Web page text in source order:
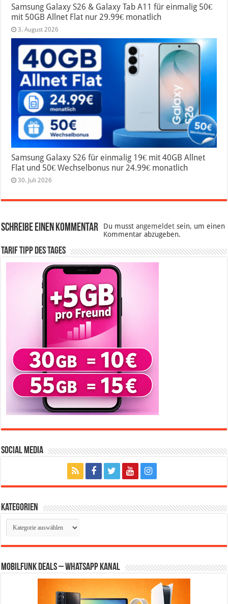
Samsung Galaxy S26 & Galaxy Tab A11 für einmalig 50€
mit 50GB Allnet Flat nur 29.99€ monatlich
3. August 2026
Samsung Galaxy S26 für einmalig 19€ mit 40GB Allnet
Flat und 50€ Wechselbonus nur 24.99€ monatlich
30. Juli 2026
Schreibe einen Kommentar Du musstangemeldet sein, um einen
Kommentar abzugeben.
Tarif Tipp des Tages
Social Media
Kategorien
Kategorien
Mobilfunk Deals – WhatsApp Kanal